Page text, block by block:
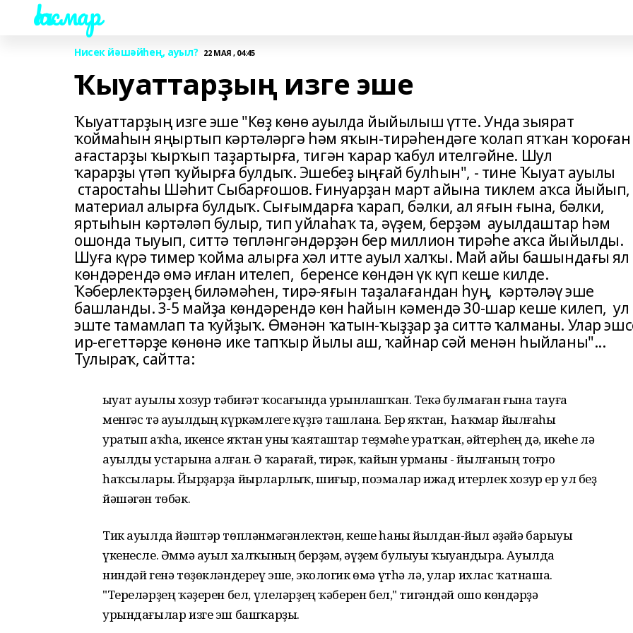
Һаҡмар
Нисек йәшәйһең, ауыл? 22 МАЯ , 04:45
Ҡыуаттарҙың изге эше
Ҡыуаттарҙың изге эше "Көҙ көнө ауылда йыйылыш үтте. Унда зыярат
ҡоймаһын яңыртып кәртәләргә һәм яҡын-тирәһендәге ҡолап ятҡан ҡороған
ағастарҙы ҡырҡып таҙартырға, тигән ҡарар ҡабул ителгәйне. Шул
ҡарарҙы үтәп ҡуйырға булдыҡ. Эшебеҙ ыңғай булһын", - тине Ҡыуат ауылы
старостаһы Шәһит Сыбарғошов. Ғинуарҙан март айына тиклем аҡса йыйып,
материал алырға булдыҡ. Сығымдарға ҡарап, бәлки, ал яғын ғына, бәлки,
яртыһын кәртәләп булыр, тип уйлаһаҡ та, әүҙем, берҙәм ауылдаштар һәм
ошонда тыуып, ситтә төпләнгәндәрҙән бер миллион тирәһе аҡса йыйылды.
Шуға күрә тимер ҡойма алырға хәл итте ауыл халҡы. Май айы башындағы ял
көндәрендә өмә иғлан ителеп, беренсе көндән үк күп кеше килде.
Ҡәберлектәрҙең биләмәһен, тирә-яғын таҙалағандан һуң, кәртәләү эше
башланды. 3-5 майҙа көндәрендә көн һайын кәмендә 30-шар кеше килеп, ул
эште тамамлап та ҡуйҙыҡ. Өмәнән ҡатын-ҡыҙҙар ҙа ситтә ҡалманы. Улар
ир-егеттәрҙе көнөнә ике тапҡыр йылы аш, ҡайнар сәй менән һыйланы"...
Тулыраҡ, сайтта:
Ҡыуат ауылы хозур тәбиғәт ҡосағында урынлашҡан. Текә булмаған ғына тауға
менгәс тә ауылдың күркәмлеге күҙгә ташлана. Бер яҡтан, Һаҡмар йылғаһы
уратып аҡһа, икенсе яҡтан уны ҡаяташтар теҙмәһе уратҡан, әйтерһең дә, икеһе лә
ауылды устарына алған. Ә ҡарағай, тирәк, ҡайын урманы - йылғаның тоғро
һаҡсылары. Йырҙарҙа йырларлыҡ, шиғыр, поэмалар ижад итерлек хозур ер ул беҙ
йәшәгән төбәк.
Тик ауылда йәштәр төпләнмәгәнлектән, кеше һаны йылдан-йыл әҙәйә барыуы
үкенесле. Әммә ауыл халҡының берҙәм, әүҙем булыуы ҡыуандыра. Ауылда
ниндәй генә төҙөкләндереү эше, экологик өмә үтһә лә, улар ихлас ҡатнаша.
"Тереләрҙең ҡәҙерен бел, үлеләрҙең ҡәберен бел," тигәндәй ошо көндәрҙә
урындағылар изге эш башҡарҙы.